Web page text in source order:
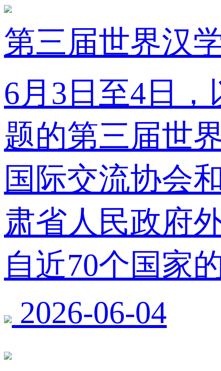
第三届世界汉
6月3日至4日
题的第三届世
国际交流协会
肃省人民政府
自近70个国家
2026-06-04